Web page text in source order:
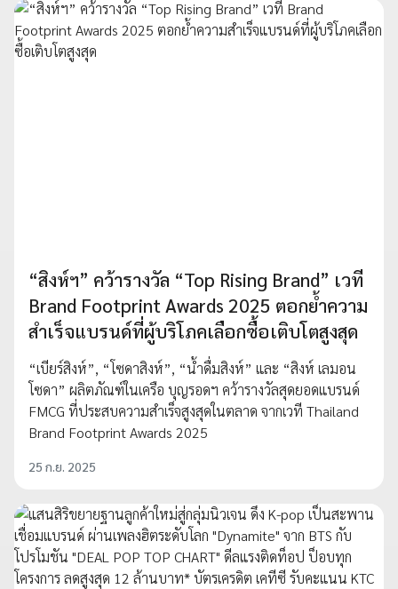
“สิงห์ฯ” คว้ารางวัล “Top Rising Brand” เวที
Brand Footprint Awards 2025 ตอกย้ำความ
สำเร็จแบรนด์ที่ผู้บริโภคเลือกซื้อเติบโตสูงสุด
“เบียร์สิงห์”, “โซดาสิงห์”, “น้ำดื่มสิงห์” และ “สิงห์ เลมอน
โซดา” ผลิตภัณฑ์ในเครือ บุญรอดฯ คว้ารางวัลสุดยอดแบรนด์
FMCG ที่ประสบความสำเร็จสูงสุดในตลาด จากเวที Thailand
Brand Footprint Awards 2025
25 ก.ย. 2025